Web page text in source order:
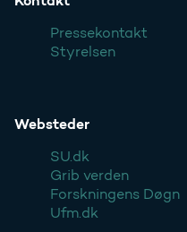
Pressekontakt
Styrelsen
Websteder
SU.dk
Grib verden
Forskningens Døgn
Ufm.dk